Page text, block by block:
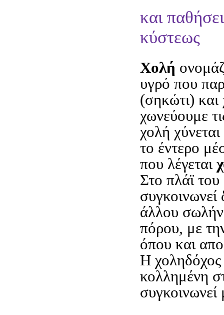
και
κύστεως
Χολή
υγρό που
(σηκώτι) και
χωνεύουμε
χολή
το έντερο
που λέγεται
Στο πλάϊ
συγκοινωνεί
άλλου
πόρου, με
όπου και
Η χοληδόχος
κολλημένη
συγκοινωνεί